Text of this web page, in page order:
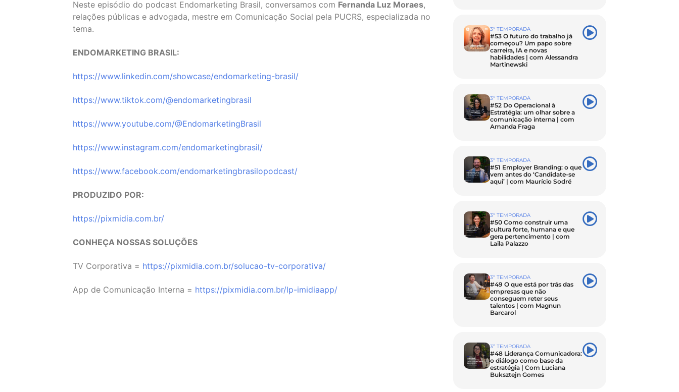
Neste episódio do podcast Endomarketing Brasil, conversamos com Fernanda Luz Moraes,
relações públicas e advogada, mestre em Comunicação Social pela PUCRS, especializada no
tema.
ENDOMARKETING BRASIL:
⁠https://www.linkedin.com/showcase/endomarketing-brasil/⁠
⁠https://www.tiktok.com/@endomarketingbrasil⁠
⁠https://www.youtube.com/@EndomarketingBrasil⁠
⁠https://www.instagram.com/endomarketingbrasil/⁠
⁠https://www.facebook.com/endomarketingbrasilopodcast/⁠
PRODUZIDO POR:
⁠https://pixmidia.com.br/⁠
CONHEÇA NOSSAS SOLUÇÕES
TV Corporativa = ⁠https://pixmidia.com.br/solucao-tv-corporativa/⁠
App de Comunicação Interna = ⁠https://pixmidia.com.br/lp-imidiaapp/⁠
3º TEMPORADA
#53 O futuro do trabalho já
começou? Um papo sobre
carreira, IA e novas
habilidades | com Alessandra
Martinewski
3º TEMPORADA
#52 Do Operacional à
Estratégia: um olhar sobre a
comunicação interna | com
Amanda Fraga
3º TEMPORADA
#51 Employer Branding: o que
vem antes do ‘Candidate-se
aqui’ | com Maurício Sodré
3º TEMPORADA
#50 Como construir uma
cultura forte, humana e que
gera pertencimento | com
Laila Palazzo
3º TEMPORADA
#49 O que está por trás das
empresas que não
conseguem reter seus
talentos | com Magnun
Barcarol
3º TEMPORADA
#48 Liderança Comunicadora:
o diálogo como base da
estratégia | Com Luciana
Buksztejn Gomes